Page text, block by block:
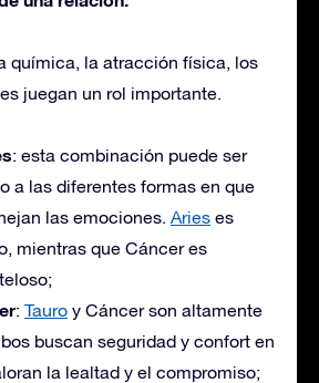
química, la atracción física, los
juegan un rol importante.
: esta combinación puede ser
a las diferentes formas en que
las emociones. Aries es
mientras que Cáncer es
: Tauro y Cáncer son altamente
buscan seguridad y confort en
la lealtad y el compromiso;